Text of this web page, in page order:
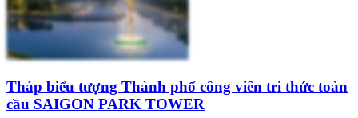
Tháp biểu tượng Thành phố công viên tri thức toàn
cầu SAIGON PARK TOWER